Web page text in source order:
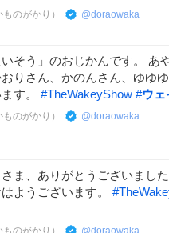
のがかり） @doraowaka
いそう」のおじかんです。 あ
りさん、かのんさん、ゆゆ
す。 #TheWakeyShow #ウェ
のがかり） @doraowaka
ま、ありがとうございまし
ようございます。 #
のがかり） @doraowaka